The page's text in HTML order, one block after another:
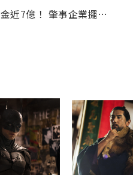
事企業擺爛不賠引發社會痛批